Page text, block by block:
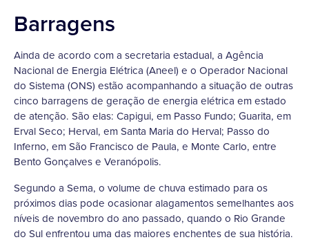
Barragens
Ainda de acordo com a secretaria estadual, a Agência
Nacional de Energia Elétrica (Aneel) e o Operador Nacional
do Sistema (ONS) estão acompanhando a situação de outras
cinco barragens de geração de energia elétrica em estado
de atenção. São elas: Capigui, em Passo Fundo; Guarita, em
Erval Seco; Herval, em Santa Maria do Herval; Passo do
Inferno, em São Francisco de Paula, e Monte Carlo, entre
Bento Gonçalves e Veranópolis.
Segundo a Sema, o volume de chuva estimado para os
próximos dias pode ocasionar alagamentos semelhantes aos
níveis de novembro do ano passado, quando o Rio Grande
do Sul enfrentou uma das maiores enchentes de sua história.